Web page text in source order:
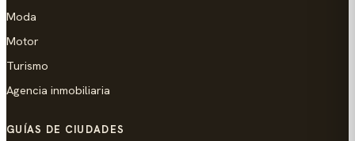
Moda
Motor
Turismo
Agencia inmobiliaria
GUÍAS DE CIUDADES